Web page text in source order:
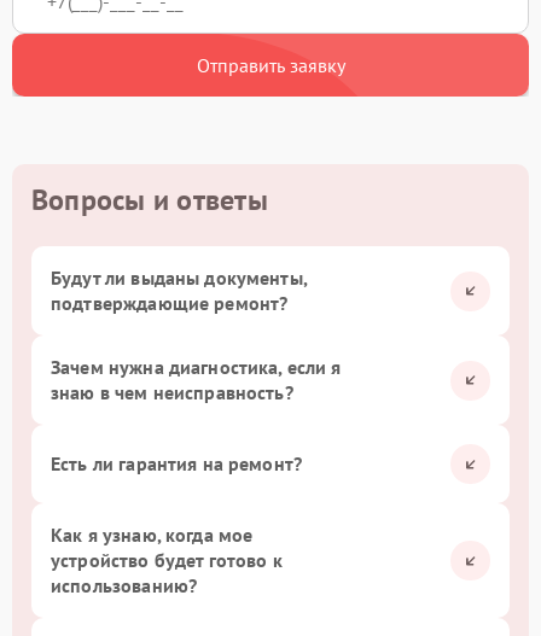
Отправить заявку
Вопросы и ответы
Будут ли выданы документы,
подтверждающие ремонт?
Зачем нужна диагностика, если я
знаю в чем неисправность?
Есть ли гарантия на ремонт?
Как я узнаю, когда мое
устройство будет готово к
использованию?